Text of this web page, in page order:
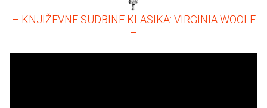
– KNJIŽEVNE SUDBINE KLASIKA: VIRGINIA WOOLF
–